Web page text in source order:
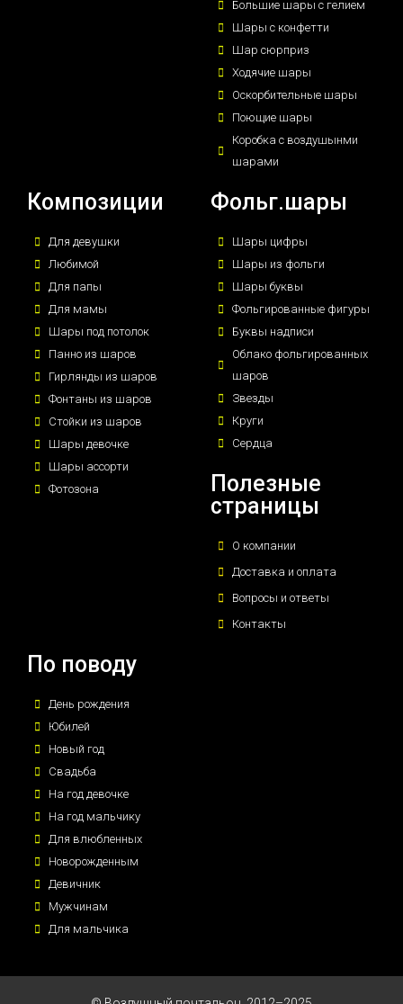
Большие шары с гелием
Шары с конфетти
Шар сюрприз
Ходячие шары
Оскорбительные шары
Поющие шары
Коробка с воздушынми
шарами
Композиции
Для девушки
Любимой
Для папы
Для мамы
Шары под потолок
Панно из шаров
Гирлянды из шаров
Фонтаны из шаров
Стойки из шаров
Шары девочке
Шары ассорти
Фотозона
Фольг.шары
Шары цифры
Шары из фольги
Шары буквы
Фольгированные фигуры
Буквы надписи
Облако фольгированных
шаров
Звезды
Круги
Сердца
Полезные
страницы
О компании
Доставка и оплата
Вопросы и ответы
Контакты
По поводу
День рождения
Юбилей
Новый год
Свадьба
На год девочке
На год мальчику
Для влюбленных
Новорожденным
Девичник
Мужчинам
Для мальчика